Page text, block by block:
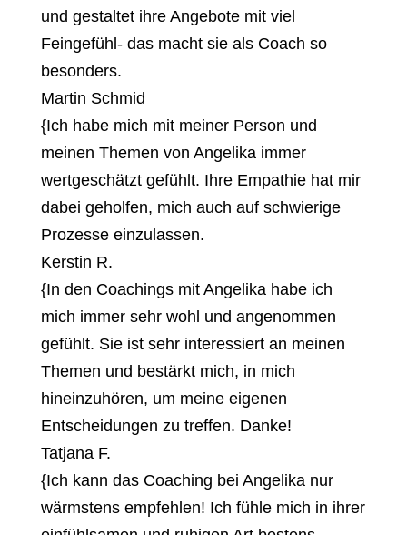
und gestaltet ihre Angebote mit viel
Feingefühl- das macht sie als Coach so
besonders.
Martin Schmid
{Ich habe mich mit meiner Person und
meinen Themen von Angelika immer
wertgeschätzt gefühlt. Ihre Empathie hat mir
dabei geholfen, mich auch auf schwierige
Prozesse einzulassen.
Kerstin R.
{In den Coachings mit Angelika habe ich
mich immer sehr wohl und angenommen
gefühlt. Sie ist sehr interessiert an meinen
Themen und bestärkt mich, in mich
hineinzuhören, um meine eigenen
Entscheidungen zu treffen. Danke!
Tatjana F.
{Ich kann das Coaching bei Angelika nur
wärmstens empfehlen! Ich fühle mich in ihrer